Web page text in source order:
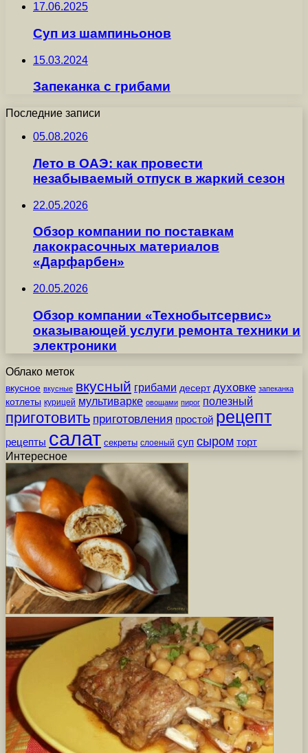
17.06.2025
Суп из шампиньонов
15.03.2024
Запеканка с грибами
Последние записи
05.08.2026
Лето в ОАЭ: как провести
незабываемый отпуск в жаркий сезон
22.05.2026
Обзор компании по поставкам
лакокрасочных материалов
«Дарфарбен»
20.05.2026
Обзор компании «Технобытсервис»
оказывающей услуги ремонта техники и
электроники
Облако меток
вкусное вкусные вкусный грибами десерт духовке запеканка
котлеты курицей мультиварке овощами пирог полезный
приготовить приготовления простой рецепт
рецепты салат секреты слоеный суп сыром торт
Интересное